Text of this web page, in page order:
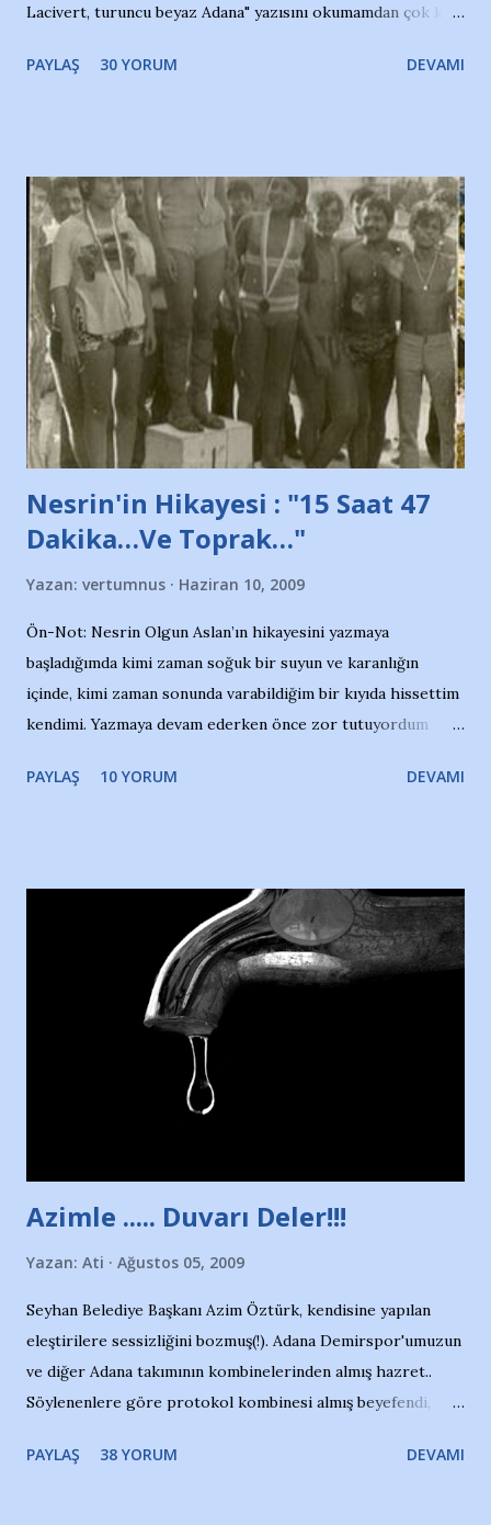
Lacivert, turuncu beyaz Adana" yazısını okumamdan çok kısa
irkildim.. "Bursasporlu taraftarlar, İstanbul takımlarının
ve ürünlerini Bursa şehrinde görmek istemediklerini bir
protesto eylemiyle açıkladıklarını bildiriyordu.. Bu grup
adına açıklama yapan şahsı muhterem(!) ''Açık ve net olarak
söylüyoruz. Bu son uyarımızdır. Bunun yanısıra, bu takımlara
ait tanıtıcı ilanların asılmasına izin veren Bursa Büyükşehir
Belediyesi ile mağazaların bulunduğu alışveriş merkezlerini
de kınıyoruz'' diye de eklemiş .. Blogumuzda okuduğum bu
yazının hemen ardından bu habe...
PAYLAŞ 30 YORUM DEVAMI
Nesrin'in Hikayesi : "15 Saat 47
Dakika…Ve Toprak…"
Yazan: vertumnus Haziran 10, 2009
Ön-Not: Nesrin Olgun Aslan’ın hikayesini yazmaya
başladığımda kimi zaman soğuk bir suyun ve karanlığın
içinde, kimi zaman sonunda varabildiğim bir kıyıda hissettim
kendimi. Yazmaya devam ederken önce zor tutuyordum
Yazımı, ağlayarak bitirebildim ancak…Kendisinin web
Nesrin’in Hikayesi’ne başlıyorum… 1964 Adana Yüzme
havuzunun kenarında 7 yaşında kara kuru bir kız çocuğu
duruyor. Havuzun içinde Adana Demirspor Kulübü
yüzücüleri. Erkekler çoğunlukta. Küçük kız etrafına bakıyor.
Sadece 4 kız çocuğu var. Nesrin, Adana Demirspor’un 4
kızından biri oluyor o gün…Giriyor havuza. 1973 – 1975
Adana Nesrin, 16 yaşında. Yüzüyor. 7 yaşında girdiği
Türkiye 3.lüğü var. 17 yaşında mar...
PAYLAŞ 10 YORUM DEVAMI
Azimle ..... Duvarı Deler!!!
Yazan: Ati Ağustos 05, 2009
Seyhan Belediye Başkanı Azim Öztürk, kendisine yapılan
eleştirilere sessizliğini bozmuş(!). Adana Demirspor'umuzun
ve diğer Adana takımının kombinelerinden almış hazret..
Söylenenlere göre protokol kombinesi almış beyefendi,
ki kombineyi Bekir Başkan'dan alırken; dillere destan..
PAYLAŞ 38 YORUM DEVAMI